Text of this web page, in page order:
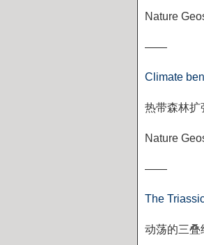
Nature
——
Climate
热带森林扩
Nature
——
The
动荡的三叠